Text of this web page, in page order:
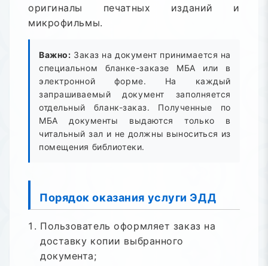
оригиналы печатных изданий и
микрофильмы.
Важно: Заказ на документ принимается на
специальном бланке-заказе МБА или в
электронной форме. На каждый
запрашиваемый документ заполняется
отдельный бланк-заказ. Полученные по
МБА документы выдаются только в
читальный зал и не должны выноситься из
помещения библиотеки.
Порядок оказания услуги ЭДД
Пользователь оформляет заказ на
доставку копии выбранного
документа;